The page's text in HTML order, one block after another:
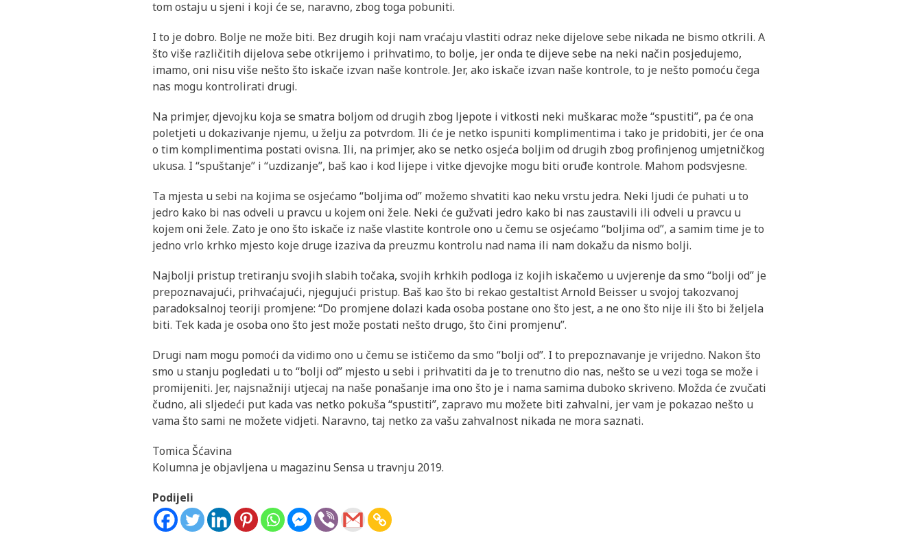
tom ostaju u sjeni i koji će se, naravno, zbog toga pobuniti.
I to je dobro. Bolje ne može biti. Bez drugih koji nam vraćaju vlastiti odraz neke dijelove sebe nikada ne bismo otkrili. A
što više različitih dijelova sebe otkrijemo i prihvatimo, to bolje, jer onda te dijeve sebe na neki način posjedujemo,
imamo, oni nisu više nešto što iskače izvan naše kontrole. Jer, ako iskače izvan naše kontrole, to je nešto pomoću čega
nas mogu kontrolirati drugi.
Na primjer, djevojku koja se smatra boljom od drugih zbog ljepote i vitkosti neki muškarac može “spustiti”, pa će ona
poletjeti u dokazivanje njemu, u želju za potvrdom. Ili će je netko ispuniti komplimentima i tako je pridobiti, jer će ona
o tim komplimentima postati ovisna. Ili, na primjer, ako se netko osjeća boljim od drugih zbog profinjenog umjetničkog
ukusa. I “spuštanje” i “uzdizanje”, baš kao i kod lijepe i vitke djevojke mogu biti oruđe kontrole. Mahom podsvjesne.
Ta mjesta u sebi na kojima se osjećamo “boljima od” možemo shvatiti kao neku vrstu jedra. Neki ljudi će puhati u to
jedro kako bi nas odveli u pravcu u kojem oni žele. Neki će gužvati jedro kako bi nas zaustavili ili odveli u pravcu u
kojem oni žele. Zato je ono što iskače iz naše vlastite kontrole ono u čemu se osjećamo “boljima od”, a samim time je to
jedno vrlo krhko mjesto koje druge izaziva da preuzmu kontrolu nad nama ili nam dokažu da nismo bolji.
Najbolji pristup tretiranju svojih slabih točaka, svojih krhkih podloga iz kojih iskačemo u uvjerenje da smo “bolji od” je
prepoznavajući, prihvaćajući, njegujući pristup. Baš kao što bi rekao gestaltist Arnold Beisser u svojoj takozvanoj
paradoksalnoj teoriji promjene: “Do promjene dolazi kada osoba postane ono što jest, a ne ono što nije ili što bi željela
biti. Tek kada je osoba ono što jest može postati nešto drugo, što čini promjenu”.
Drugi nam mogu pomoći da vidimo ono u čemu se ističemo da smo “bolji od”. I to prepoznavanje je vrijedno. Nakon što
smo u stanju pogledati u to “bolji od” mjesto u sebi i prihvatiti da je to trenutno dio nas, nešto se u vezi toga se može i
promijeniti. Jer, najsnažniji utjecaj na naše ponašanje ima ono što je i nama samima duboko skriveno. Možda će zvučati
čudno, ali sljedeći put kada vas netko pokuša “spustiti”, zapravo mu možete biti zahvalni, jer vam je pokazao nešto u
vama što sami ne možete vidjeti. Naravno, taj netko za vašu zahvalnost nikada ne mora saznati.
Tomica Šćavina
Kolumna je objavljena u magazinu Sensa u travnju 2019.
Podijeli